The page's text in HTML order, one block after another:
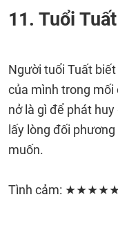
11. Tuổi Tuất
Người tuổi Tuất
của mình trong mối
nở là gì để phát
lấy lòng đối
muốn.
Tình cảm: